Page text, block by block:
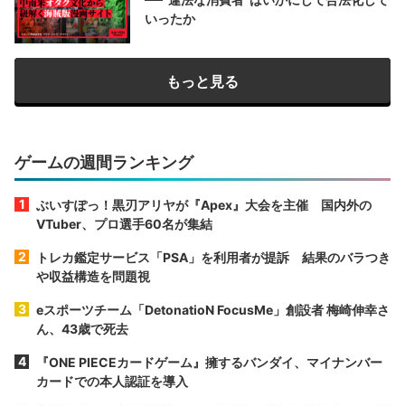
いったか
もっと見る
ゲームの週間ランキング
ぶいすぽっ！黒刃アリヤが『Apex』大会を主催 国内外の
VTuber、プロ選手60名が集結
トレカ鑑定サービス「PSA」を利用者が提訴 結果のバラつき
や収益構造を問題視
eスポーツチーム「DetonatioN FocusMe」創設者 梅崎伸幸さ
ん、43歳で死去
『ONE PIECEカードゲーム』擁するバンダイ、マイナンバー
カードでの本人認証を導入